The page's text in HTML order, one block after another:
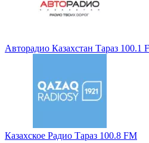
Авторадио Казахстан Тараз 100.1
Казахское Радио Тараз 100.8 FM